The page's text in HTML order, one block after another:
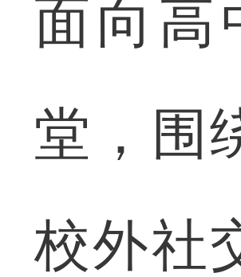
面向高
堂，围
校外社